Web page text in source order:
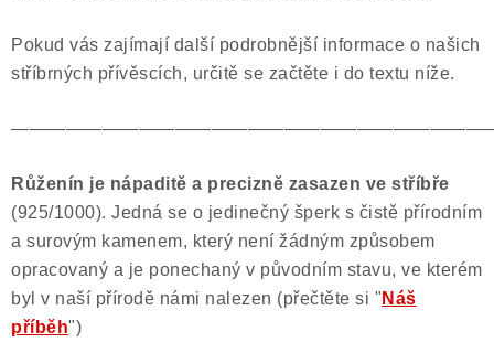
Pokud vás zajímají další podrobnější informace o našich
stříbrných přívěscích, určitě se začtěte i do textu níže.
Růženín je nápaditě a precizně zasazen ve stříbře
(925/1000). Jedná se o jedinečný šperk s čistě přírodním
a surovým kamenem, který není žádným způsobem
opracovaný a je ponechaný v původním stavu, ve kterém
byl v naší přírodě námi nalezen (přečtěte si " Náš
příběh")